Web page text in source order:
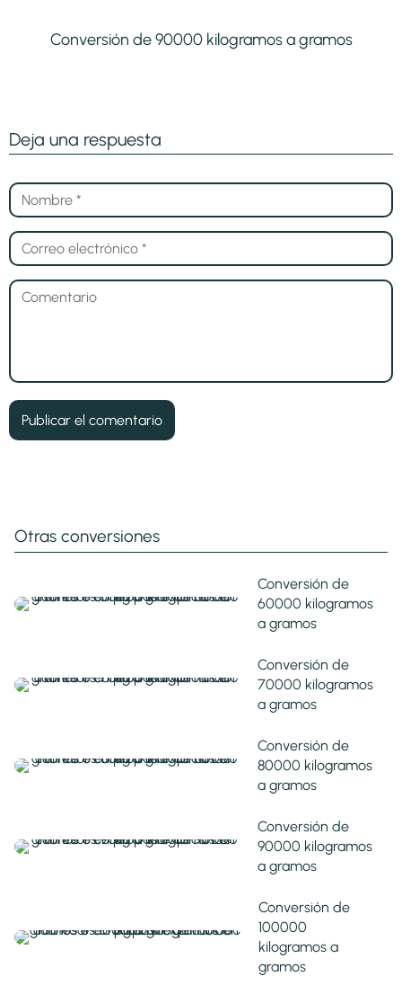
Conversión de 90000 kilogramos a gramos
Deja una respuesta
Otras conversiones
Conversión de
60000 kilogramos
a gramos
Conversión de
70000 kilogramos
a gramos
Conversión de
80000 kilogramos
a gramos
Conversión de
90000 kilogramos
a gramos
Conversión de
100000
kilogramos a
gramos